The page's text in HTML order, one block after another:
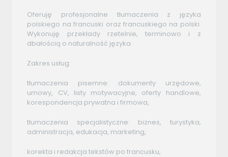
Oferuję profesjonalne tłumaczenia z języka
polskiego na francuski oraz francuskiego na polski.
Wykonuję przekłady rzetelnie, terminowo i z
dbałością o naturalność języka.
Zakres usług:
tłumaczenia pisemne: dokumenty urzędowe,
umowy, CV, listy motywacyjne, oferty handlowe,
korespondencja prywatna i firmowa,
tłumaczenia specjalistyczne: biznes, turystyka,
administracja, edukacja, marketing,
korekta i redakcja tekstów po francusku,